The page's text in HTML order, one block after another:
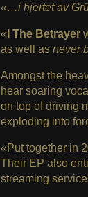
«…i hjertet av
« I The Betrayer
as well as never
Amongst the
hear soaring
on top of driving
exploding into
«Put together in
Their EP also
streaming